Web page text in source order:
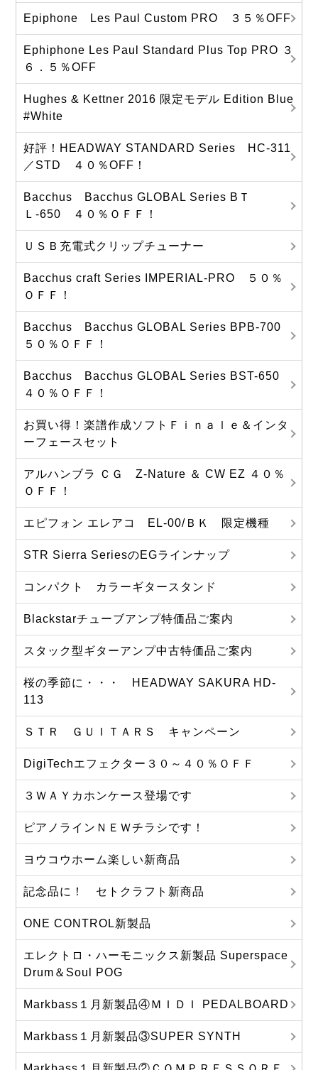
Epiphone Les Paul Custom PRO ３５％OFF
Ephiphone Les Paul Standard Plus Top PRO ３
６．５％OFF
Hughes & Kettner 2016 限定モデル Edition Blue
#White
好評！HEADWAY STANDARD Series HC-311
／STD ４０％OFF！
Bacchus Bacchus GLOBAL Series BＴ
Ｌ-650 ４０％ＯＦＦ！
ＵＳＢ充電式クリップチューナー
Bacchus craft Series IMPERIAL-PRO ５０％
ＯＦＦ！
Bacchus Bacchus GLOBAL Series BPB-700
５０％ＯＦＦ！
Bacchus Bacchus GLOBAL Series BST-650
４０％ＯＦＦ！
お買い得！楽譜作成ソフトＦｉｎａｌｅ＆インタ
ーフェースセット
アルハンブラ ＣＧ Z-Nature ＆ CW EZ ４０％
ＯＦＦ！
エピフォン エレアコ EL-00/ＢＫ 限定機種
STR Sierra SeriesのEGラインナップ
コンパクト カラーギタースタンド
Blackstarチューブアンプ特価品ご案内
スタック型ギターアンプ中古特価品ご案内
桜の季節に・・・ HEADWAY SAKURA HD-
113
ＳＴＲ ＧＵＩＴＡＲＳ キャンペーン
DigiTechエフェクター３０～４０％ＯＦＦ
３ＷＡＹカホンケース登場です
ピアノラインＮＥＷチラシです！
ヨウコウホーム楽しい新商品
記念品に！ セトクラフト新商品
ONE CONTROL新製品
エレクトロ・ハーモニックス新製品 Superspace
Drum＆Soul POG
Markbass１月新製品④ＭＩＤＩ PEDALBOARD
Markbass１月新製品③SUPER SYNTH